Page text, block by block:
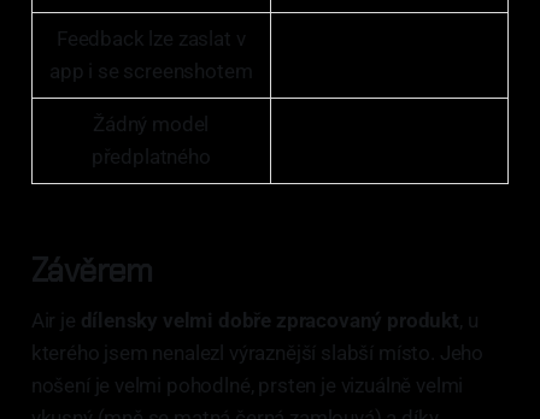
Feedback lze zaslat v
app i se screenshotem
Žádný model
předplatného
Závěrem
Air je dílensky velmi dobře zpracovaný produkt, u
kterého jsem nenalezl výraznější slabší místo. Jeho
nošení je velmi pohodlné, prsten je vizuálně velmi